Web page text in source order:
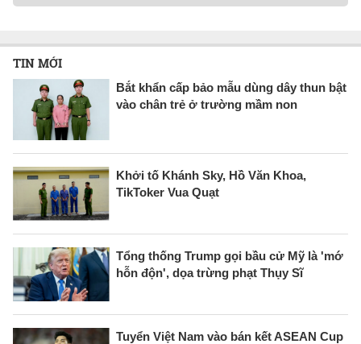
TIN MỚI
Bắt khẩn cấp bảo mẫu dùng dây thun bật
vào chân trẻ ở trường mầm non
Khởi tố Khánh Sky, Hồ Văn Khoa,
TikToker Vua Quạt
Tổng thống Trump gọi bầu cử Mỹ là 'mớ
hỗn độn', dọa trừng phạt Thụy Sĩ
Tuyển Việt Nam vào bán kết ASEAN Cup